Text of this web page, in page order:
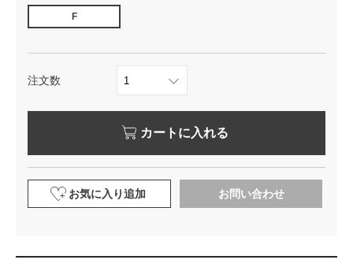
F
注文数
カートに入れる
お気に入り追加 お問い合わせ